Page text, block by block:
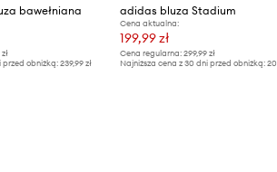
bawełniana
przed obniżką: 239,99 zł
adidas bluza Stadium
Cena aktualna:
199,99 zł
Cena regularna: 299,99 zł
Najniższa cena z 30 dni przed obniżką: